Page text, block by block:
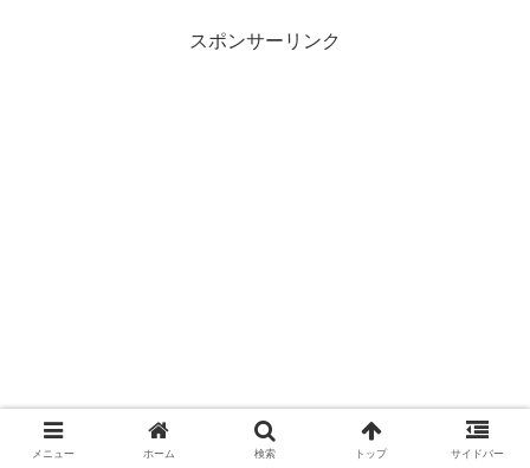
スポンサーリンク
メニュー ホーム 検索 トップ サイドバー